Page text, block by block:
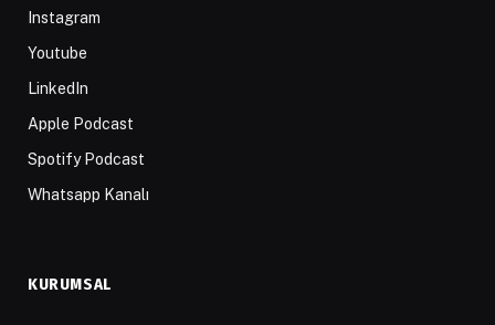
Instagram
Youtube
LinkedIn
Apple Podcast
Spotify Podcast
Whatsapp Kanalı
KURUMSAL